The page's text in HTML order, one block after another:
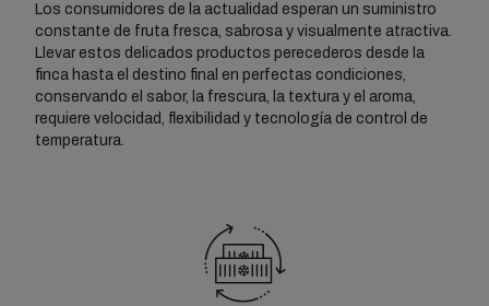
Los consumidores de la actualidad esperan un suministro
constante de fruta fresca, sabrosa y visualmente atractiva.
Llevar estos delicados productos perecederos desde la
finca hasta el destino final en perfectas condiciones,
conservando el sabor, la frescura, la textura y el aroma,
requiere velocidad, flexibilidad y tecnología de control de
temperatura.